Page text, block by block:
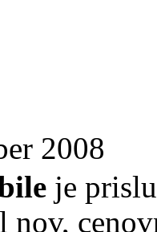
2008
je
nov,